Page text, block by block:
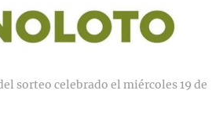
sorteo celebrado el miércoles 19 de